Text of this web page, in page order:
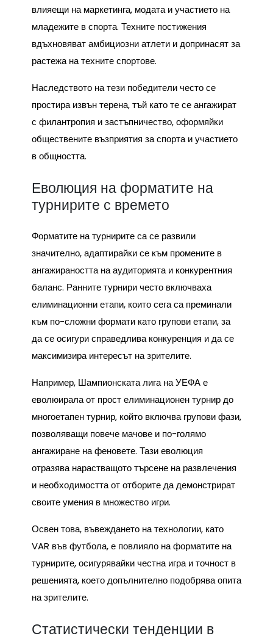
влияещи на маркетинга, модата и участието на
младежите в спорта. Техните постижения
вдъхновяват амбициозни атлети и допринасят за
растежа на техните спортове.
Наследството на тези победители често се
простира извън терена, тъй като те се ангажират
с филантропия и застъпничество, оформяйки
обществените възприятия за спорта и участието
в общността.
Еволюция на форматите на
турнирите с времето
Форматите на турнирите са се развили
значително, адаптирайки се към промените в
ангажираността на аудиторията и конкурентния
баланс. Ранните турнири често включваха
елиминационни етапи, които сега са преминали
към по-сложни формати като групови етапи, за
да се осигури справедлива конкуренция и да се
максимизира интересът на зрителите.
Например, Шампионската лига на УЕФА е
еволюирала от прост елиминационен турнир до
многоетапен турнир, който включва групови фази,
позволяващи повече мачове и по-голямо
ангажиране на феновете. Тази еволюция
отразява нарастващото търсене на развлечения
и необходимостта от отборите да демонстрират
своите умения в множество игри.
Освен това, въвеждането на технологии, като
VAR във футбола, е повлияло на форматите на
турнирите, осигурявайки честна игра и точност в
решенията, което допълнително подобрява опита
на зрителите.
Статистически тенденции в